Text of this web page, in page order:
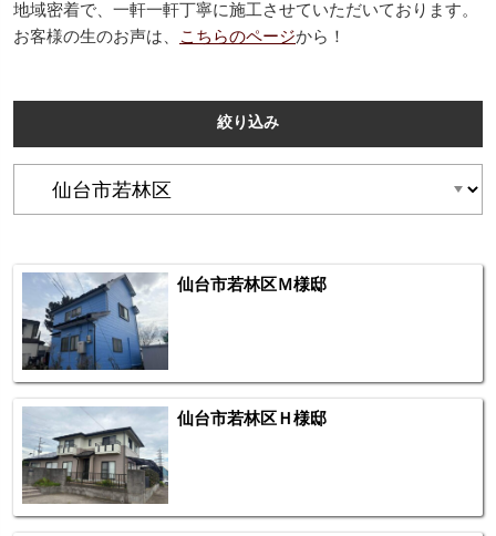
地域密着で、一軒一軒丁寧に施工させていただいております。
お客様の生のお声は、
こちらのページから！
絞り込み
仙台市若林区Ｍ様邸
仙台市若林区Ｈ様邸